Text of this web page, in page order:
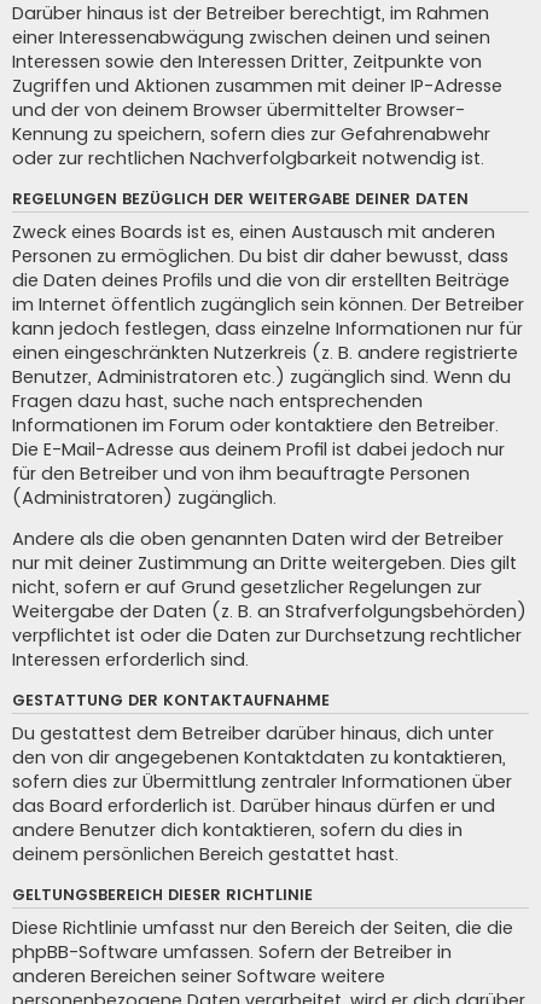
Darüber hinaus ist der Betreiber berechtigt, im Rahmen
einer Interessenabwägung zwischen deinen und seinen
Interessen sowie den Interessen Dritter, Zeitpunkte von
Zugriffen und Aktionen zusammen mit deiner IP-Adresse
und der von deinem Browser übermittelter Browser-
Kennung zu speichern, sofern dies zur Gefahrenabwehr
oder zur rechtlichen Nachverfolgbarkeit notwendig ist.
REGELUNGEN BEZÜGLICH DER WEITERGABE DEINER DATEN
Zweck eines Boards ist es, einen Austausch mit anderen
Personen zu ermöglichen. Du bist dir daher bewusst, dass
die Daten deines Profils und die von dir erstellten Beiträge
im Internet öffentlich zugänglich sein können. Der Betreiber
kann jedoch festlegen, dass einzelne Informationen nur für
einen eingeschränkten Nutzerkreis (z. B. andere registrierte
Benutzer, Administratoren etc.) zugänglich sind. Wenn du
Fragen dazu hast, suche nach entsprechenden
Informationen im Forum oder kontaktiere den Betreiber.
Die E-Mail-Adresse aus deinem Profil ist dabei jedoch nur
für den Betreiber und von ihm beauftragte Personen
(Administratoren) zugänglich.
Andere als die oben genannten Daten wird der Betreiber
nur mit deiner Zustimmung an Dritte weitergeben. Dies gilt
nicht, sofern er auf Grund gesetzlicher Regelungen zur
Weitergabe der Daten (z. B. an Strafverfolgungsbehörden)
verpflichtet ist oder die Daten zur Durchsetzung rechtlicher
Interessen erforderlich sind.
GESTATTUNG DER KONTAKTAUFNAHME
Du gestattest dem Betreiber darüber hinaus, dich unter
den von dir angegebenen Kontaktdaten zu kontaktieren,
sofern dies zur Übermittlung zentraler Informationen über
das Board erforderlich ist. Darüber hinaus dürfen er und
andere Benutzer dich kontaktieren, sofern du dies in
deinem persönlichen Bereich gestattet hast.
GELTUNGSBEREICH DIESER RICHTLINIE
Diese Richtlinie umfasst nur den Bereich der Seiten, die die
phpBB-Software umfassen. Sofern der Betreiber in
anderen Bereichen seiner Software weitere